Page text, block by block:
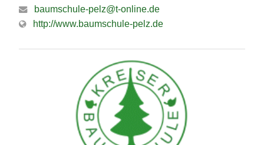
baumschule-pelz@t-online.de
http://www.baumschule-pelz.de